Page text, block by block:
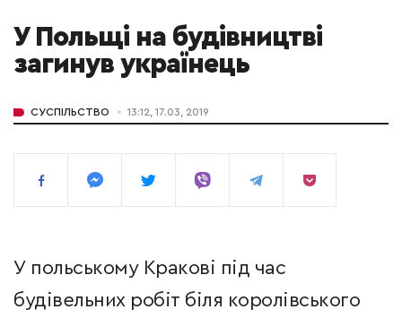
У Польщі на будівництві
загинув українець
СУСПІЛЬСТВО 13:12, 17.03, 2019
У польському Кракові під час
будівельних робіт біля королівського